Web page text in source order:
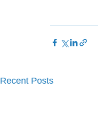
Recent Posts